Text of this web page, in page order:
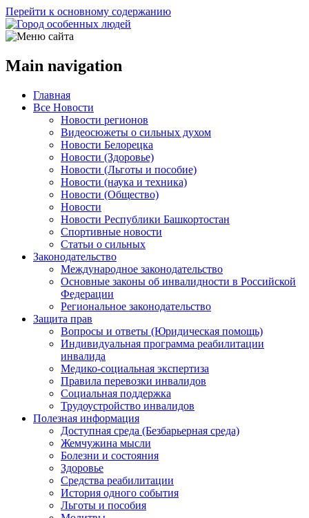
Перейти к основному содержанию
Main navigation
Главная
Все Новости
Новости регионов
Видеосюжеты о сильных духом
Новости Белорецка
Новости (Здоровье)
Новости (Льготы и пособие)
Новости (наука и техника)
Новости (Общество)
Новости
Новости Республики Башкортостан
Спортивные новости
Статьи о сильных
Законодательство
Международное законодательство
Основные законы об инвалидности в Российской
Федерации
Региональное законодательство
Защита прав
Вопросы и ответы (Юридическая помощь)
Индивидуальная программа реабилитации
инвалида
Медико-социальная экспертиза
Правила перевозки инвалидов
Социальная поддержка
Трудоустройство инвалидов
Полезная информация
Доступная среда (Безбарьерная среда)
Жемчужина мысли
Болезни и состояния
Здоровье
Средства реабилитации
История одного события
Льготы и пособия